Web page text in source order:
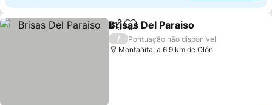
PartilharAdicionar aos favoritos
Brisas Del Paraiso
/
Pontuação não disponível
Montañita, a 6.9 km de Olón